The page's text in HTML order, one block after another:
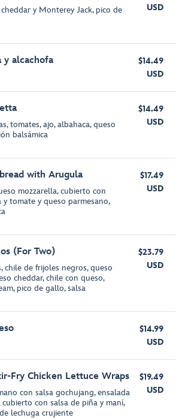
y Monterey Jack, pico de
USD
y alcachofa
$14.49
USD
tomates, ajo, albahaca, queso
balsámica
$14.49
USD
with Arugula
mozzarella, cubierto con
tomate y queso parmesano,
$17.49
USD
(For Two)
chile de frijoles negros, queso
cheddar, chile con queso,
pico de gallo, salsa
$23.79
USD
$14.99
USD
Fry Chicken Lettuce Wraps
con salsa gochujang, ensalada
con salsa de piña y maní,
lechuga crujiente
$19.49
USD